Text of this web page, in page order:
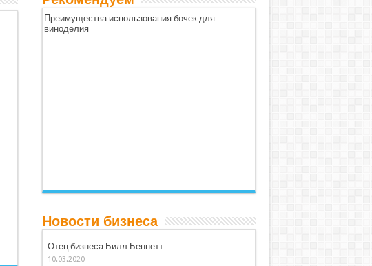
Преимущества использования бочек для
виноделия
Новости бизнеса
Отец бизнеса Билл Беннетт
10.03.2020